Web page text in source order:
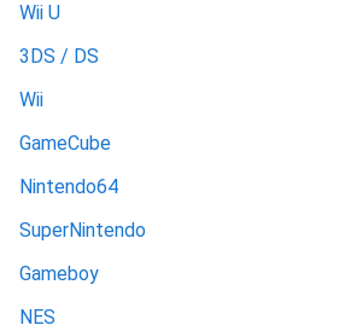
Wii U
3DS / DS
Wii
GameCube
Nintendo64
SuperNintendo
Gameboy
NES